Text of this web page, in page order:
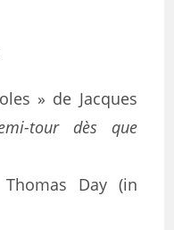
» de Jacques
tour dès que
Day (in